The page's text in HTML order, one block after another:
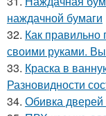
наждачной бумаги
32. Как
своими руками.
33. Краска в
Разновидности
34. Обивка